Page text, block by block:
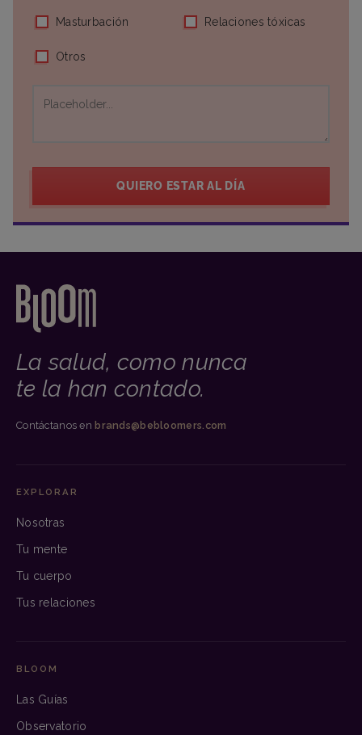
Masturbación Relaciones tóxicas
Otros
QUIERO ESTAR AL DÍA
La salud, como nunca
te la han contado.
Contáctanos enbrands@bebloomers.com
EXPLORAR
Nosotras
Tu mente
Tu cuerpo
Tus relaciones
BLOOM
Las Guías
Observatorio